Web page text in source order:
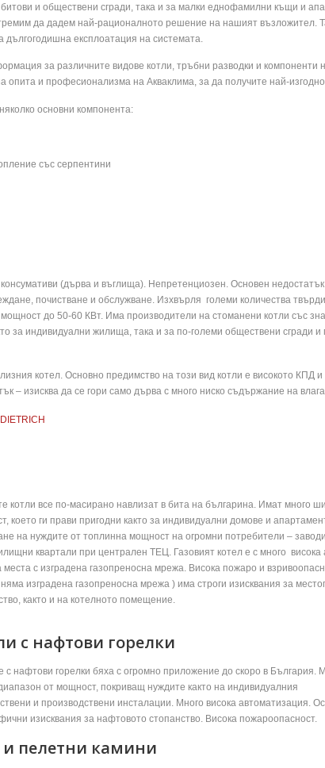
и обществени сгради, така и за малки еднофамилни къщи и
да дадем най-рационалното решение на нашият възложител.
експлоатация на системата.
за различните видове котли, тръбни разводки и компоненти
и професионализма на Акваклима, за да получите най-
основни компонента:
със серпентини
(дърва и въглища). Непретенциозен. Основен
почистване и обслужване. Изхвърля големи количества
до 50-60 КВт. Има производители на стоманени котли със
за индивидуални жилища, така и за по-големи обществени сгради и
котел. Основно предимство на този вид котли е високото КПД и
– изисква да се гори само дърва с много ниско съдържание на влага.
котли все по-масирано навлизат в бита на българина. Имат много
което ги прави пригодни както за индивидуални домове и
на нуждите от топлинна мощност на огромни потребители –
квартали при централен ТЕЦ. Газовият котел е с много
места с изградена газопреносна мрежа. Висока пожаро и
изградена газопреносна мрежа ) има строги изисквания за
както и на котелното помещение.
с нафтови горелки
с нафтови горелки бяха с огромно приложение до скоро в България.
от мощност, покриващ нуждите както на индивидуалния
и производствени инсталации. Много висока автоматизация.
изисквания за нафтовото стопанство. Висока пожароопасност.
и пелетни камини